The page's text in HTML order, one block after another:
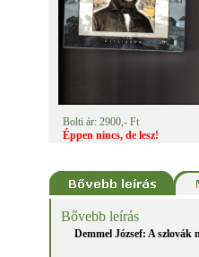
Bolti ár: 2900,- Ft
Éppen nincs, de lesz!
Bővebb leírás
Demmel József: A szlovák